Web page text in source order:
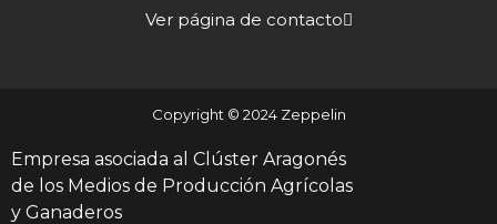
Ver página de contacto
Copyright © 2024 Zeppelin
Empresa asociada al Clúster Aragonés
de los Medios de Producción Agrícolas
y Ganaderos